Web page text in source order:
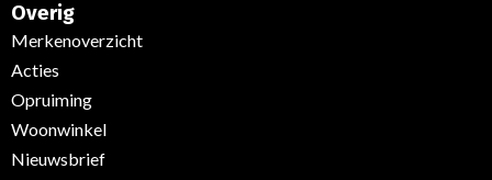
Overig
Merkenoverzicht
Acties
Opruiming
Woonwinkel
Nieuwsbrief